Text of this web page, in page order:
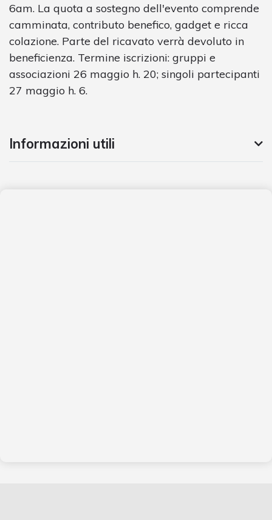
6am. La quota a sostegno dell'evento comprende
camminata, contributo benefico, gadget e ricca
colazione. Parte del ricavato verrà devoluto in
beneficienza. Termine iscrizioni: gruppi e
associazioni 26 maggio h. 20; singoli partecipanti
27 maggio h. 6.
Informazioni utili